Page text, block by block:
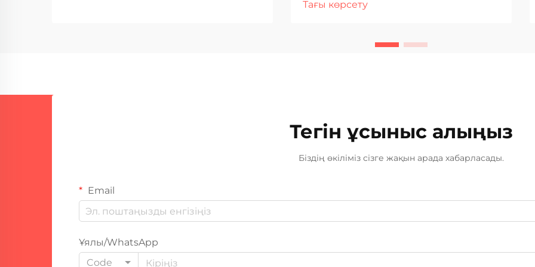
керек, ал труба жүйелері ерекше
инфрақұрылым болып табылады.
Тағы көрсету
Тегін ұсыныс алыңыз
Біздің өкіліміз сізге жақын арада хабарласады.
Email
Ұялы/WhatsApp
Code